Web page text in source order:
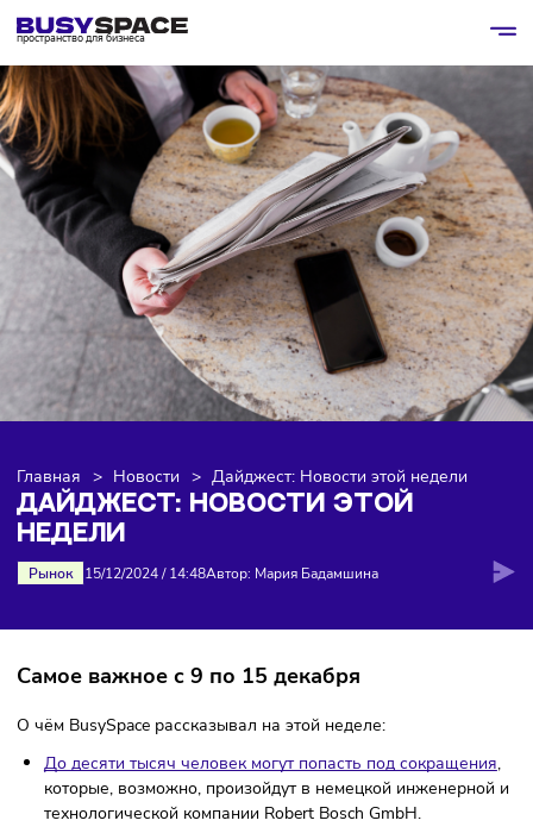
пространство для бизнеса
Главная >
ДАЙДЖЕСТ: НОВОСТИ ЭТОЙ
НЕДЕЛИ
Рынок 15/12/2024/14:48Автор: Мария Бадамшина
Самое важное с 9 по 15 декабря
О чём BusySpace рассказывал на этой неделе: